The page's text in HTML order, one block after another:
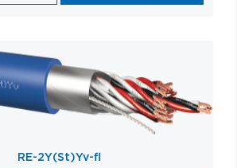
RE-2Y(St)Yv-fl